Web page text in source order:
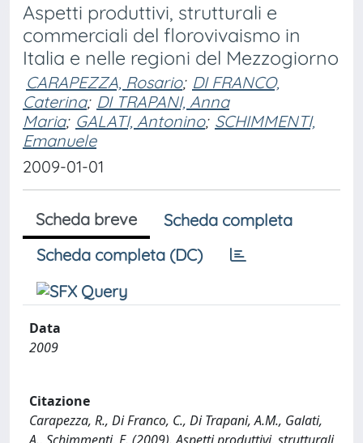
Aspetti produttivi, strutturali e
commerciali del florovivaismo in
Italia e nelle regioni del Mezzogiorno
CARAPEZZA, Rosario; DI FRANCO,
Caterina; DI TRAPANI, Anna
Maria; GALATI, Antonino; SCHIMMENTI,
Emanuele
2009-01-01
Scheda breve
Scheda completa
Scheda completa (DC)
Data
2009
Citazione
Carapezza, R., Di Franco, C., Di Trapani, A.M., Galati,
A., Schimmenti, E. (2009). Aspetti produttivi, strutturali